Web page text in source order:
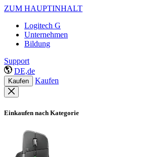
ZUM HAUPTINHALT
Logitech G
Unternehmen
Bildung
Support
DE,de
Kaufen Kaufen
Einkaufen nach Kategorie